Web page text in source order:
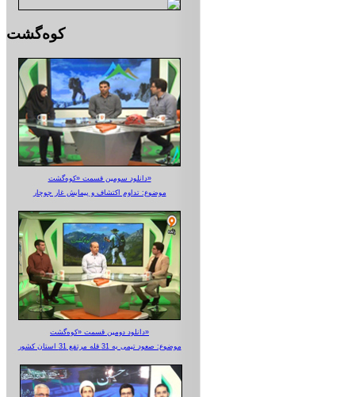
کوه‌گشت
دانلود سومین قسمت «کوه‌گشت»
موضوع: تداوم اکتشاف و پیمایش غار جوجار
دانلود دومین قسمت «کوه‌گشت»
موضوع: صعود تیمی به 31 قله مرتفع 31 استان کشور